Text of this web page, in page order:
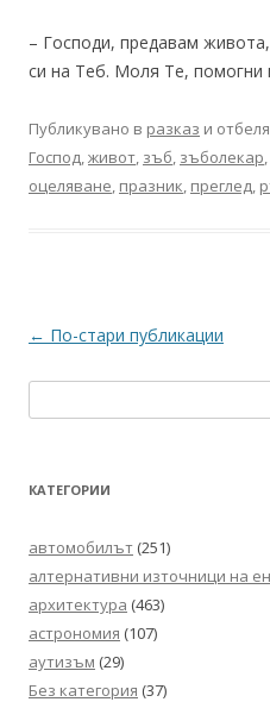
– Господи, предавам
си на Теб. Моля Те, помогни
Публикувано в разказ и
Господ,живот, зъб, зъболекар,
оцеляване, празник, преглед,
Навигация
← По-стари публикации
за:
КАТЕГОРИИ
автомобилът (251)
алтернативни източници на
архитектура (463)
астрономия (107)
аутизъм (29)
Без категория (37)